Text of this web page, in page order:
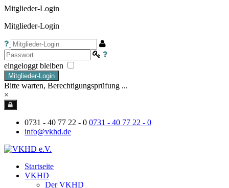
Mitglieder-Login
Mitglieder-Login
eingeloggt bleiben
Mitglieder-Login
Bitte warten, Berechtigungsprüfung ...
×
0731 - 40 77 22 - 0 0731 - 40 77 22 - 0
info@vkhd.de
Startseite
VKHD
Der VKHD